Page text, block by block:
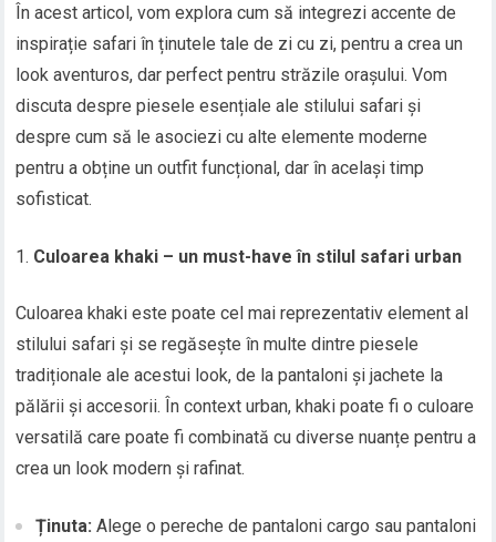
În acest articol, vom explora cum să integrezi accente de
inspirație safari în ținutele tale de zi cu zi, pentru a crea un
look aventuros, dar perfect pentru străzile orașului. Vom
discuta despre piesele esențiale ale stilului safari și
despre cum să le asociezi cu alte elemente moderne
pentru a obține un outfit funcțional, dar în același timp
sofisticat.
Culoarea khaki – un must-have în stilul safari urban
Culoarea khaki este poate cel mai reprezentativ element al
stilului safari și se regăsește în multe dintre piesele
tradiționale ale acestui look, de la pantaloni și jachete la
pălării și accesorii. În context urban, khaki poate fi o culoare
versatilă care poate fi combinată cu diverse nuanțe pentru a
crea un look modern și rafinat.
Ținuta: Alege o pereche de pantaloni cargo sau pantaloni